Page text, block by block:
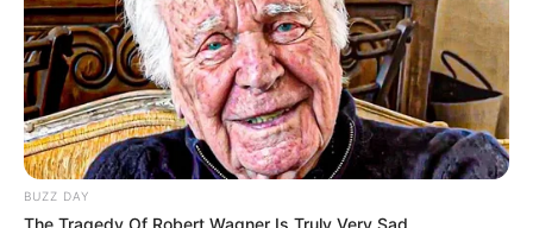
Rekordközeli részvétel jöhet?
BUZZ DAY
The Tragedy Of Robert Wagner Is Truly Very Sad